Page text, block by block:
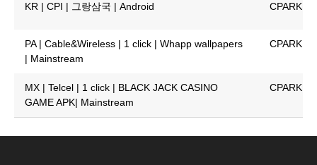
KR | CPI | 그랑삼국 | Android CPARK
PA | Cable&Wireless | 1 click | Whapp wallpapers
| Mainstream
CPARK
MX | Telcel | 1 click | BLACK JACK CASINO
GAME APK| Mainstream
CPARK